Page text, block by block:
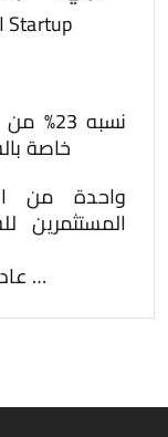
ازاي تختار شريك نجاحك وأنت بتأسس Startup
خاصة
المستثمرين
> عادة بيكون عدد الشركاء المؤسسين …